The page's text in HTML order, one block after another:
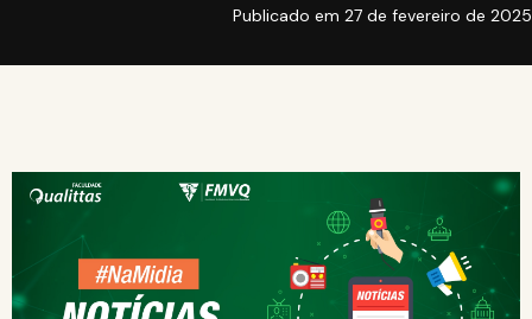
Publicado em 27 de fevereiro de 2025